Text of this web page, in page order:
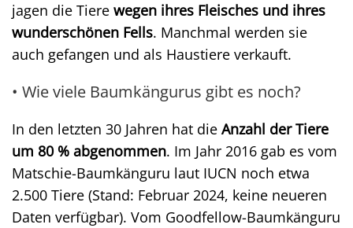
jagen die Tiere wegen ihres Fleisches und ihres
wunderschönen Fells. Manchmal werden sie
auch gefangen und als Haustiere verkauft.
• Wie viele Baumkängurus gibt es noch?
In den letzten 30 Jahren hat die Anzahl der Tiere
um 80 % abgenommen. Im Jahr 2016 gab es vom
Matschie-Baumkänguru laut IUCN noch etwa
2.500 Tiere (Stand: Februar 2024, keine neueren
Daten verfügbar). Vom Goodfellow-Baumkänguru